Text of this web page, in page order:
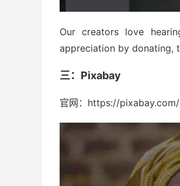
Our creators love
appreciation by donating,
三：Pixabay
官网：https://pixabay.com/